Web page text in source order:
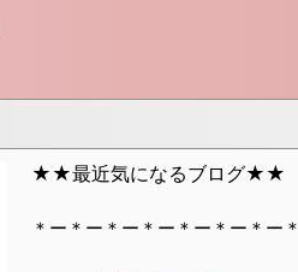
★★最近気になるブログ★★
＊ー＊ー＊ー＊ー＊ー＊ー＊ー＊